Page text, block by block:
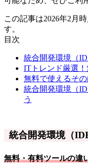
この記事は2026年2月
す。
目次
統合開発環境（
ITトレンド厳選！
無料で使えるそ
統合開発環境（
う
統合開発環境（
無料・有料ツールの違